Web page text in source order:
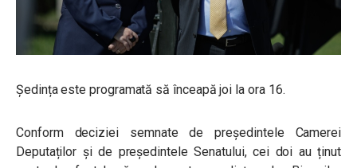
Ședința este programată să înceapă joi la ora 16.
Conform deciziei semnate de președintele Camerei
Deputaților și de președintele Senatului, cei doi au ținut